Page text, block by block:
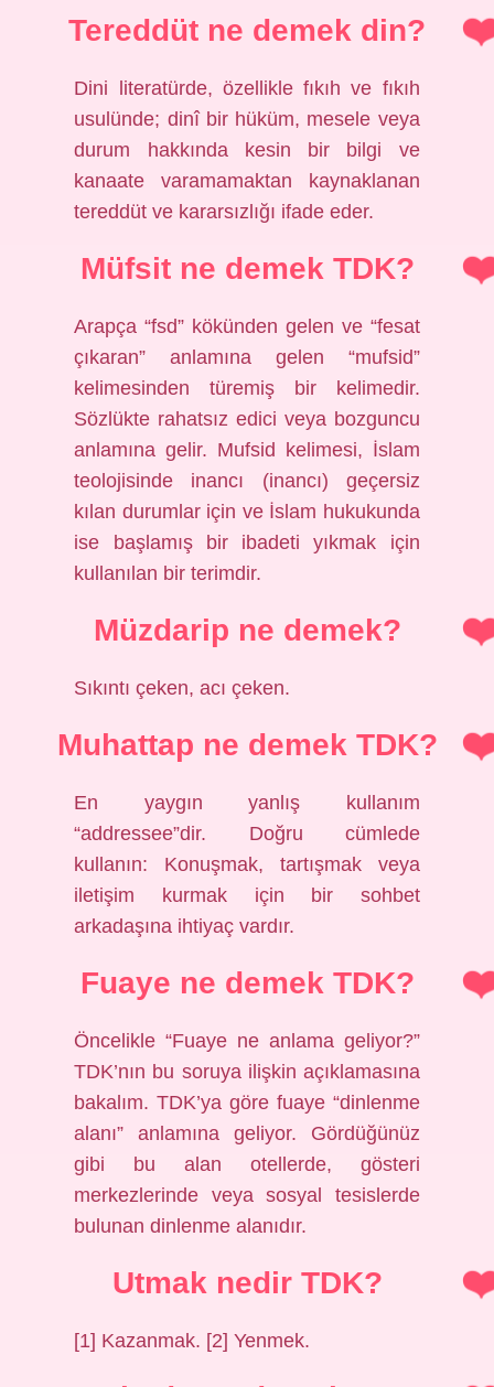
Tereddüt ne demek din?
Dini literatürde, özellikle fıkıh ve fıkıh
usulünde; dinî bir hüküm, mesele veya
durum hakkında kesin bir bilgi ve
kanaate varamamaktan kaynaklanan
tereddüt ve kararsızlığı ifade eder.
Müfsit ne demek TDK?
Arapça “fsd” kökünden gelen ve “fesat
çıkaran” anlamına gelen “mufsid”
kelimesinden türemiş bir kelimedir.
Sözlükte rahatsız edici veya bozguncu
anlamına gelir. Mufsid kelimesi, İslam
teolojisinde inancı (inancı) geçersiz
kılan durumlar için ve İslam hukukunda
ise başlamış bir ibadeti yıkmak için
kullanılan bir terimdir.
Müzdarip ne demek?
Sıkıntı çeken, acı çeken.
Muhattap ne demek TDK?
En yaygın yanlış kullanım
“addressee”dir. Doğru cümlede
kullanın: Konuşmak, tartışmak veya
iletişim kurmak için bir sohbet
arkadaşına ihtiyaç vardır.
Fuaye ne demek TDK?
Öncelikle “Fuaye ne anlama geliyor?”
TDK’nın bu soruya ilişkin açıklamasına
bakalım. TDK’ya göre fuaye “dinlenme
alanı” anlamına geliyor. Gördüğünüz
gibi bu alan otellerde, gösteri
merkezlerinde veya sosyal tesislerde
bulunan dinlenme alanıdır.
Utmak nedir TDK?
[1] Kazanmak. [2] Yenmek.